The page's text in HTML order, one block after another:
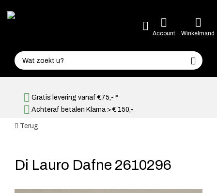
Account Winkelmand
Gratis levering vanaf €75,- *
Achteraf betalen Klarna > € 150,-
Terug
Di Lauro Dafne 2610296